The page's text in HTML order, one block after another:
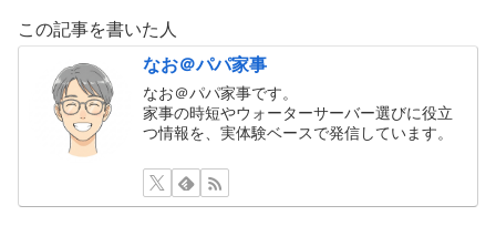
この記事を書いた人
なお＠パパ家事
なお＠パパ家事です。
家事の時短やウォーターサーバー選びに役立
つ情報を、実体験ベースで発信しています。